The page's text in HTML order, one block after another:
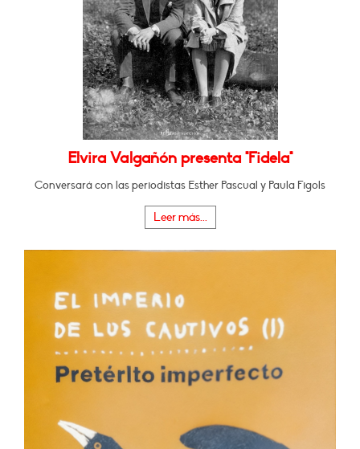
Elvira Valgañón presenta "Fidela"
Conversará con las periodistas Esther Pascual y Paula Figols
Leer más...